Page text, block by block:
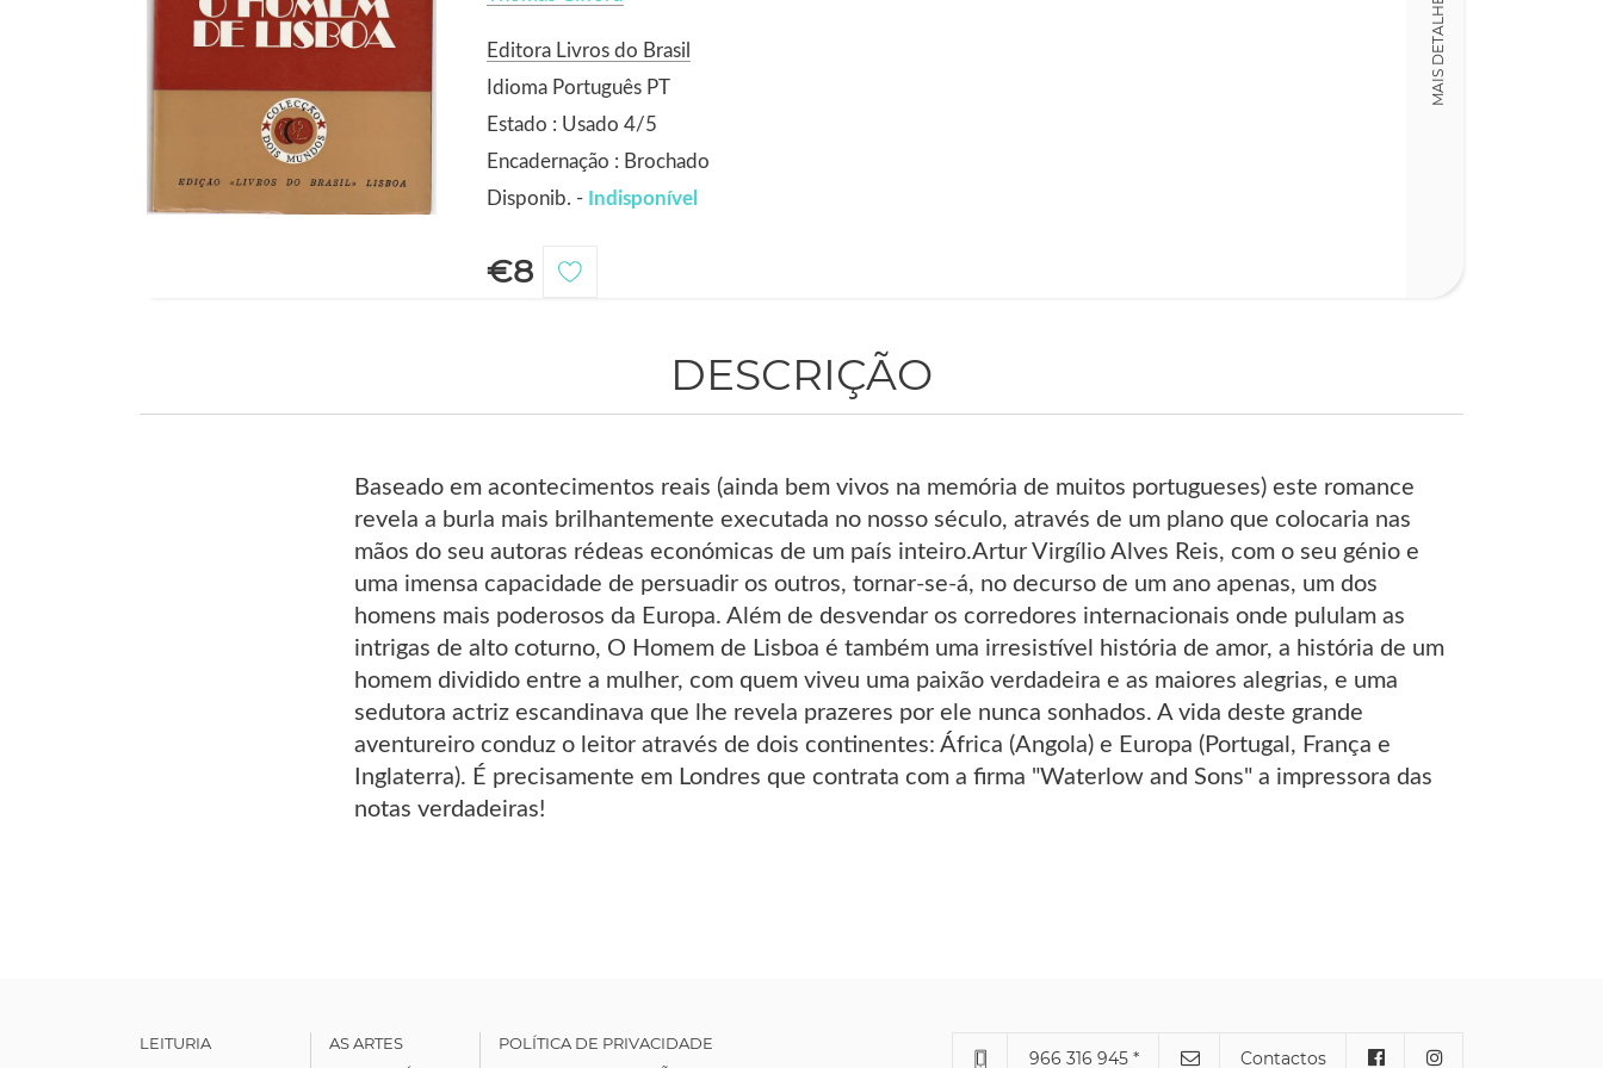
Editora Livros do Brasil
Idioma Português PT
Estado : Usado 4/5
Encadernação : Brochado
Disponib. - Indisponível
€8
MAIS DETALHES
DESCRIÇÃO
Baseado em acontecimentos reais (ainda bem vivos na memória de muitos portugueses) este romance
revela a burla mais brilhantemente executada no nosso século, através de um plano que colocaria nas
mãos do seu autoras rédeas económicas de um país inteiro.Artur Virgílio Alves Reis, com o seu génio e
uma imensa capacidade de persuadir os outros, tornar-se-á, no decurso de um ano apenas, um dos
homens mais poderosos da Europa. Além de desvendar os corredores internacionais onde pululam as
intrigas de alto coturno, O Homem de Lisboa é também uma irresistível história de amor, a história de um
homem dividido entre a mulher, com quem viveu uma paixão verdadeira e as maiores alegrias, e uma
sedutora actriz escandinava que lhe revela prazeres por ele nunca sonhados. A vida deste grande
aventureiro conduz o leitor através de dois continentes: África (Angola) e Europa (Portugal, França e
Inglaterra). É precisamente em Londres que contrata com a firma "Waterlow and Sons" a impressora das
notas verdadeiras!
LEITURIA
AS ARTES
POLÍTICA DE PRIVACIDADE
966 316 945 * Contactos